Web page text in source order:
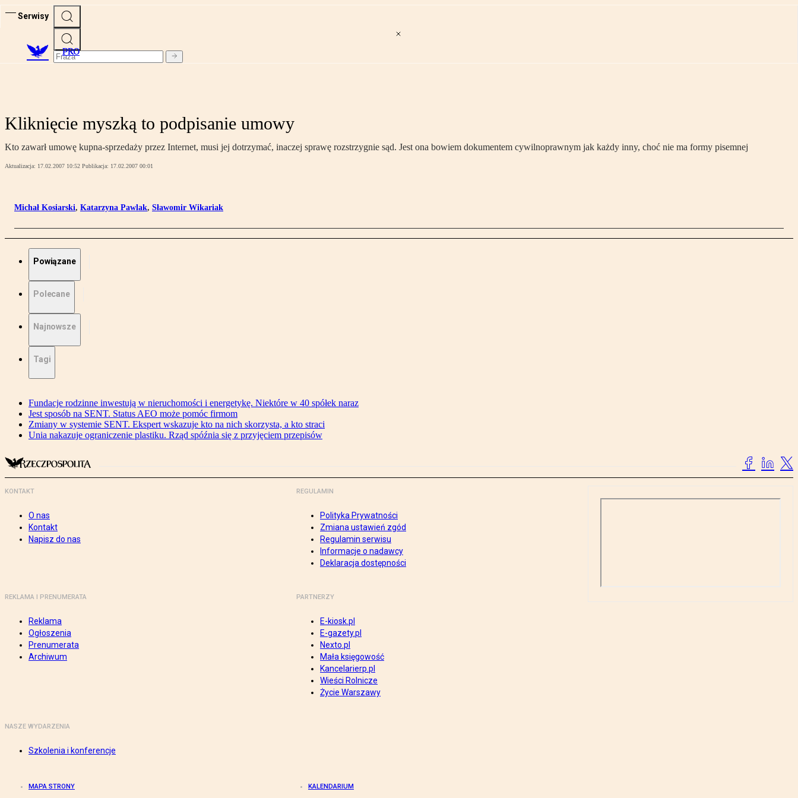
Serwisy
PRO
Kliknięcie myszką to podpisanie umowy
Kto zawarł umowę kupna-sprzedaży przez Internet, musi jej dotrzymać, inaczej sprawę rozstrzygnie sąd. Jest ona bowiem dokumentem cywilnoprawnym jak każdy inny, choć nie ma formy pisemnej
Aktualizacja: 17.02.2007 10:52 Publikacja: 17.02.2007 00:01
Michał Kosiarski, Katarzyna Pawlak, Sławomir Wikariak
Powiązane
Polecane
Najnowsze
Tagi
Fundacje rodzinne inwestują w nieruchomości i energetykę. Niektóre w 40 spółek naraz
Jest sposób na SENT. Status AEO może pomóc firmom
Zmiany w systemie SENT. Ekspert wskazuje kto na nich skorzysta, a kto straci
Unia nakazuje ograniczenie plastiku. Rząd spóźnia się z przyjęciem przepisów
KONTAKT
O nas
Kontakt
Napisz do nas
REGULAMIN
Polityka Prywatności
Zmiana ustawień zgód
Regulamin serwisu
Informacje o nadawcy
Deklaracja dostępności
REKLAMA I PRENUMERATA
Reklama
Ogłoszenia
Prenumerata
Archiwum
PARTNERZY
E-kiosk.pl
E-gazety.pl
Nexto.pl
Mała księgowość
Kancelarierp.pl
Wieści Rolnicze
Życie Warszawy
NASZE WYDARZENIA
Szkolenia i konferencje
MAPA STRONY KALENDARIUM